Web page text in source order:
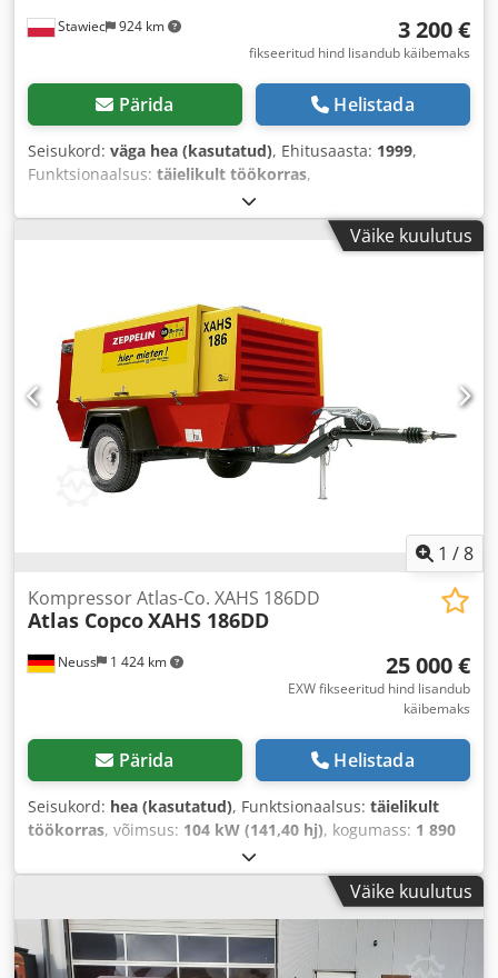
Stawiec 924 km 3 200 €
fikseeritud hind lisandub käibemaks
Pärida Helistada
Seisukord: väga hea (kasutatud), Ehitusaasta: 1999,
Funktsionaalsus: täielikult töökorras,
Väike kuulutus
1 /8
Neuss 1 424 km
Kompressor Atlas-Co. XAHS 186DD
Atlas CopcoXAHS 186DD
25 000 €
EXW fikseeritud hind lisandub
käibemaks
Pärida Helistada
Seisukord: hea (kasutatud), Funktsionaalsus: täielikult
töökorras, võimsus: 104 kW (141,40 hj), kogumass: 1 890
, värv:kollane
töötunnid:3 735 h, töörõhk:12 latt, masina/sõiduki
Väike kuulutus